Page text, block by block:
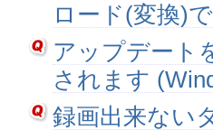
ロード(変換)
アップデート
されます
録画出来ない